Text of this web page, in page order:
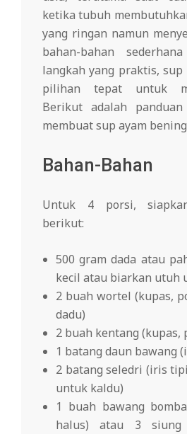
ketika tubuh
yang ringan namun
bahan-bahan
langkah yang praktis,
pilihan tepat untuk
Berikut adalah
membuat sup ayam
Bahan-Bahan
Untuk 4 porsi,
berikut:
500 gram dada atau
kecil atau biarkan utuh
2 buah wortel (kupas,
dadu)
2 buah kentang (kupas,
1 batang daun bawang
2 batang seledri (iris
untuk kaldu)
1 buah bawang
halus) atau 3 siung